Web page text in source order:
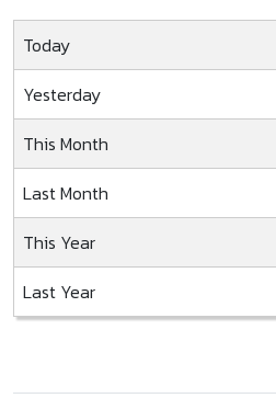
Today
Yesterday
This Month
Last Month
This Year
Last Year